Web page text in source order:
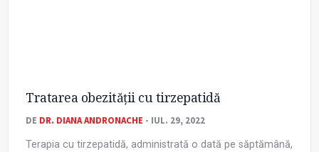
Tratarea obezităţii cu tirzepatidă
DE DR. DIANA ANDRONACHE - IUL. 29, 2022
Terapia cu tirzepatidă, administrată o dată pe săptămână,